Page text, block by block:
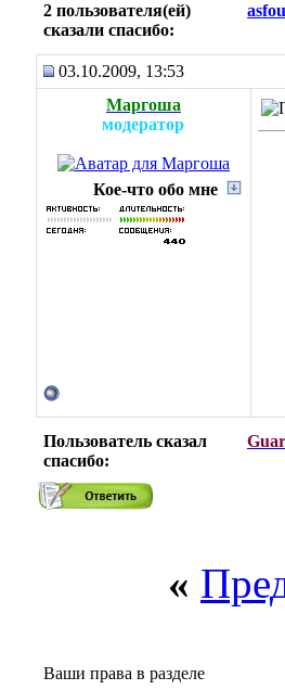
2 пользователя(ей)
сказали cпасибо:
03.10.2009, 13:53
Маргоша
модератор
Кое-что обо мне
Пользователь сказал
cпасибо:
«
Ваши права в разделе